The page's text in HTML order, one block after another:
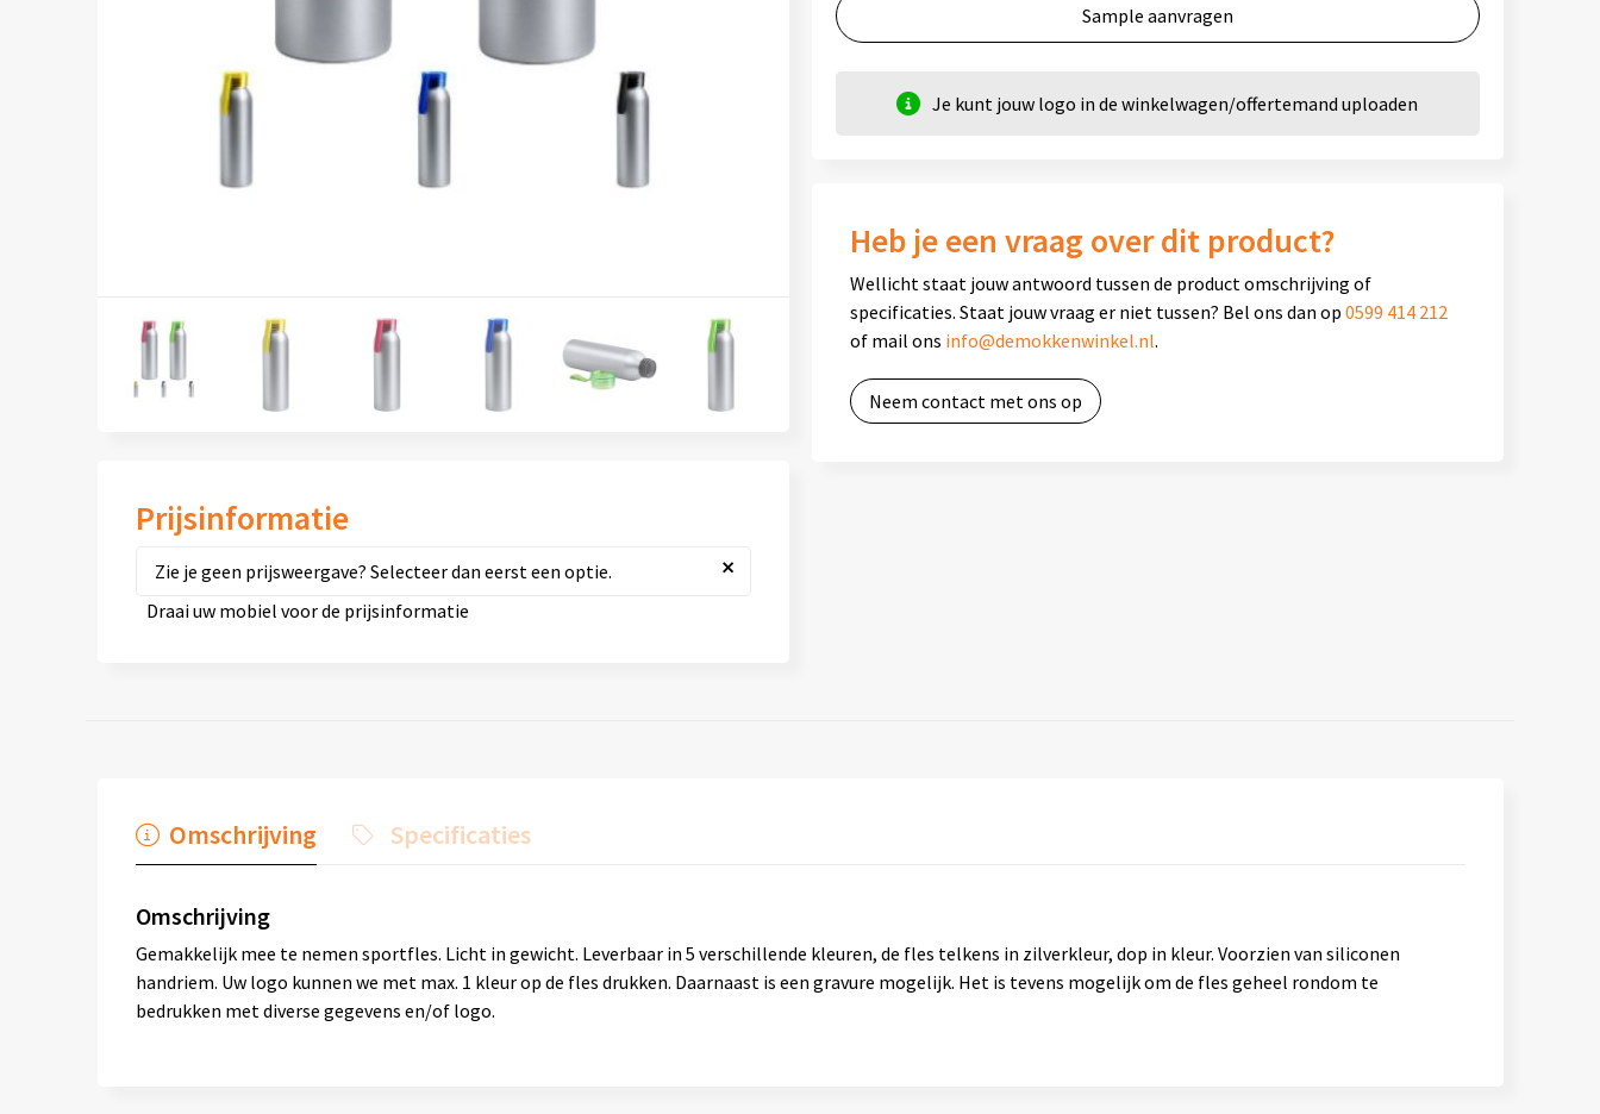
Prijsinformatie
Zie je geen prijsweergave? Selecteer dan eerst een optie. ×
Draai uw mobiel voor de prijsinformatie
Sample aanvragen
Je kunt jouw logo in de winkelwagen/offertemand uploaden
Heb je een vraag over dit product?
Wellicht staat jouw antwoord tussen de product omschrijving of
specificaties. Staat jouw vraag er niet tussen? Bel ons dan op 0599 414 212
of mail ons info@demokkenwinkel.nl.
Neem contact met ons op
Omschrijving Specificaties
Omschrijving
Gemakkelijk mee te nemen sportfles. Licht in gewicht. Leverbaar in 5 verschillende kleuren, de fles telkens in zilverkleur, dop in kleur. Voorzien van siliconen
handriem. Uw logo kunnen we met max. 1 kleur op de fles drukken. Daarnaast is een gravure mogelijk. Het is tevens mogelijk om de fles geheel rondom te
bedrukken met diverse gegevens en/of logo.